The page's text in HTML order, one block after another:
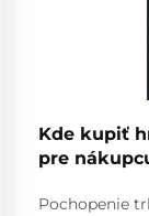
Kde kupiť
pre
Pochopenie